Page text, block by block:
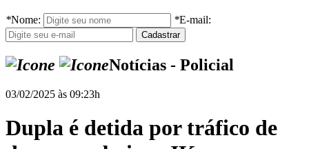
*Nome: *E-mail:
Notícias - Policial
03/02/2025 às 09:23h
Dupla é detida por tráfico de